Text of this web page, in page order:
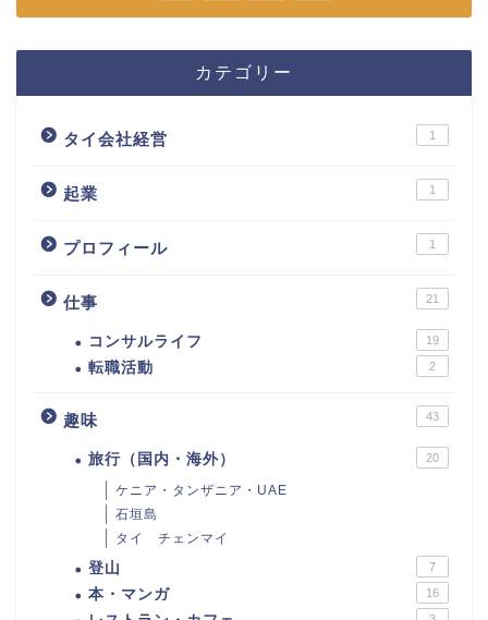
カテゴリー
タイ会社経営 1
起業 1
プロフィール 1
仕事 21
コンサルライフ 19
転職活動 2
趣味 43
旅行（国内・海外） 20
ケニア・タンザニア・UAE
石垣島
タイ チェンマイ
登山 7
本・マンガ 16